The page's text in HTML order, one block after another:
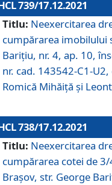
739/17.12.2021
Titlu: Neexercitarea
cumpărarea imobilului
Barițiu, nr. 4, ap. 10,
nr. cad. 143542-C1-
Romică Mihăiță și
738/17.12.2021
Titlu: Neexercitarea
cumpărarea cotei de
Braşov, str. George